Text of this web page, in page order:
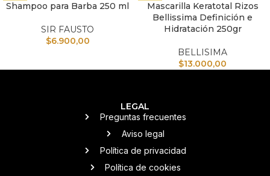
Shampoo para Barba 250 ml
SIR FAUSTO
$6.900,00
Mascarilla Keratotal Rizos
Bellissima Definición e
Hidratación 250gr
BELLISIMA
$13.000,00
LEGAL
Preguntas frecuentes
Aviso legal
Política de privacidad
Política de cookies